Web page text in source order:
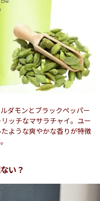
ダモンとブラックペッパー
ッチなマサラチャイ。ユー
ような爽やかな香りが特徴
い？